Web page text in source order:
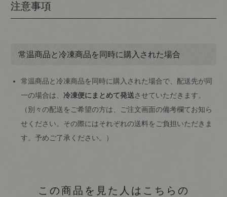
注意事項
常温商品と冷凍商品を同時に購入された場合
常温商品と冷凍商品を同時に購入された場合で、配送先が同
一の場合は、冷凍便にまとめて発送させていただきます。
（別々の配送をご希望の方は、ご注文画面の備考欄てお知ら
せください。その際にはそれぞれの送料をご負担いただきま
す。予めご了承ください。）
この商品を見た人はこちらの